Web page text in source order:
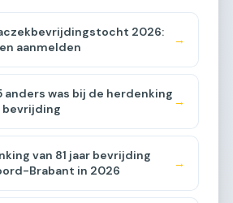
2026:
aanmelden
→
anders was bij de herdenking
bevrijding
→
van 81 jaar bevrijding
Brabant in 2026
→